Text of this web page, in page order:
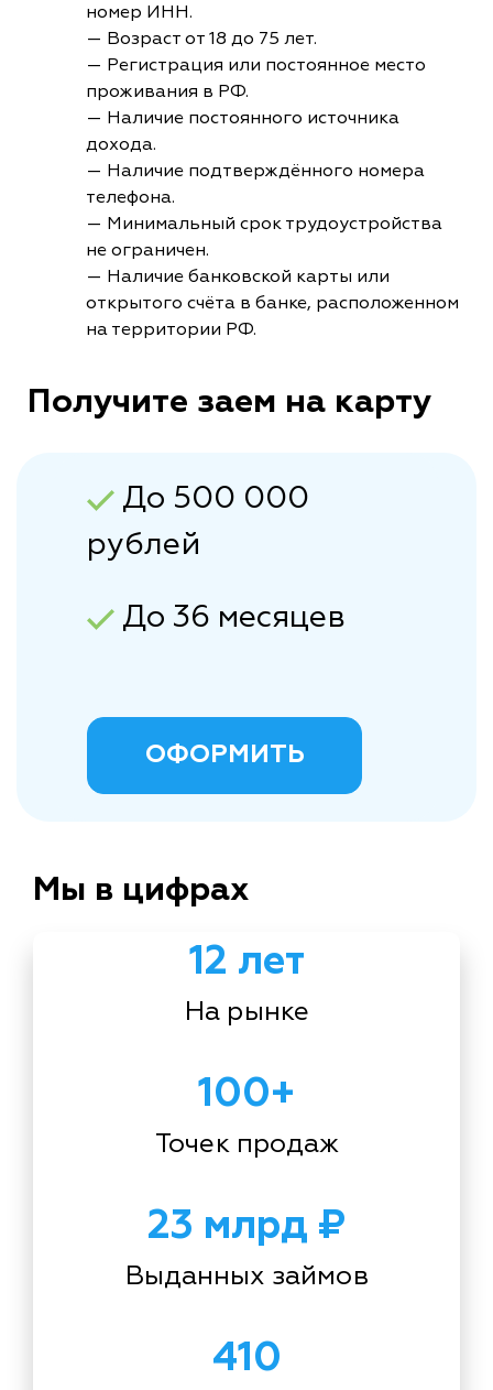
номер ИНН.
— Возраст от 18 до 75 лет.
— Регистрация или постоянное место
проживания в РФ.
— Наличие постоянного источника
дохода.
— Наличие подтверждённого номера
телефона.
— Минимальный срок трудоустройства
не ограничен.
— Наличие банковской карты или
открытого счёта в банке, расположенном
на территории РФ.
Получите заем на карту
До 500 000
рублей
До 36 месяцев
ОФОРМИТЬ
Мы в цифрах
12 лет
На рынке
100+
Точек продаж
23 млрд ₽
Выданных займов
410